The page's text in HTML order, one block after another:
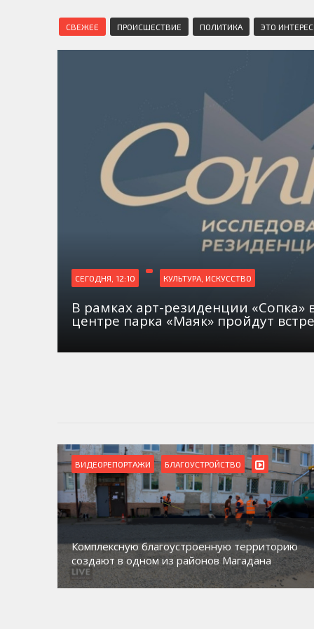
СВЕЖЕЕ ПРОИСШЕСТВИЕ ПОЛИТИКА ЭТО
СЕГОДНЯ, 12:10 КУЛЬТУРА, ИСКУССТВО
В рамках арт-резиденции «Сопка»
центре парка «Маяк» пройдут
ВИДЕОРЕПОРТАЖИ БЛАГОУСТРОЙСТВО
Комплексную благоустроенную территорию
создают в одном из районов Магадана